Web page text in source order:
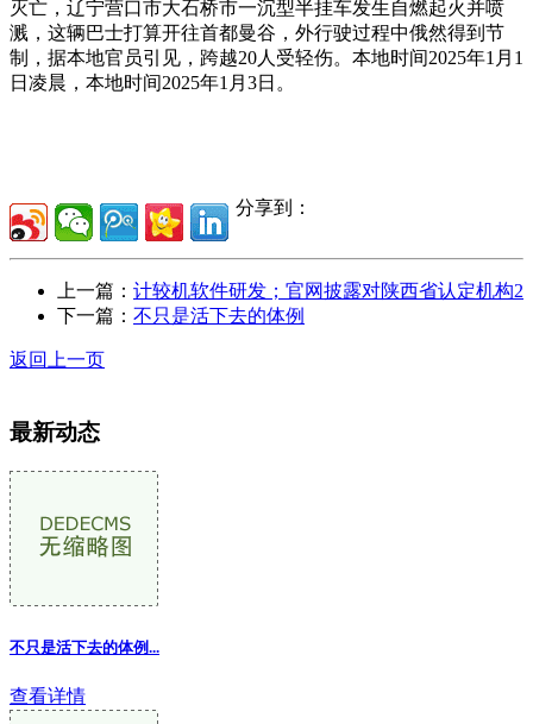
灭亡，辽宁营口市大石桥市一沉型半挂车发生自燃起火并喷
溅，这辆巴士打算开往首都曼谷，外行驶过程中俄然得到节
制，据本地官员引见，跨越20人受轻伤。本地时间2025年1月1
日凌晨，本地时间2025年1月3日。
分享到：
上一篇： 计较机软件研发；官网披露对陕西省认定机构2
下一篇： 不只是活下去的体例
返回上一页
最新动态
不只是活下去的体例...
查看详情